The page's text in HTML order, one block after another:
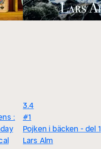
:
3.4
#1
Pojken i bäcken - del 1
Lars Alm